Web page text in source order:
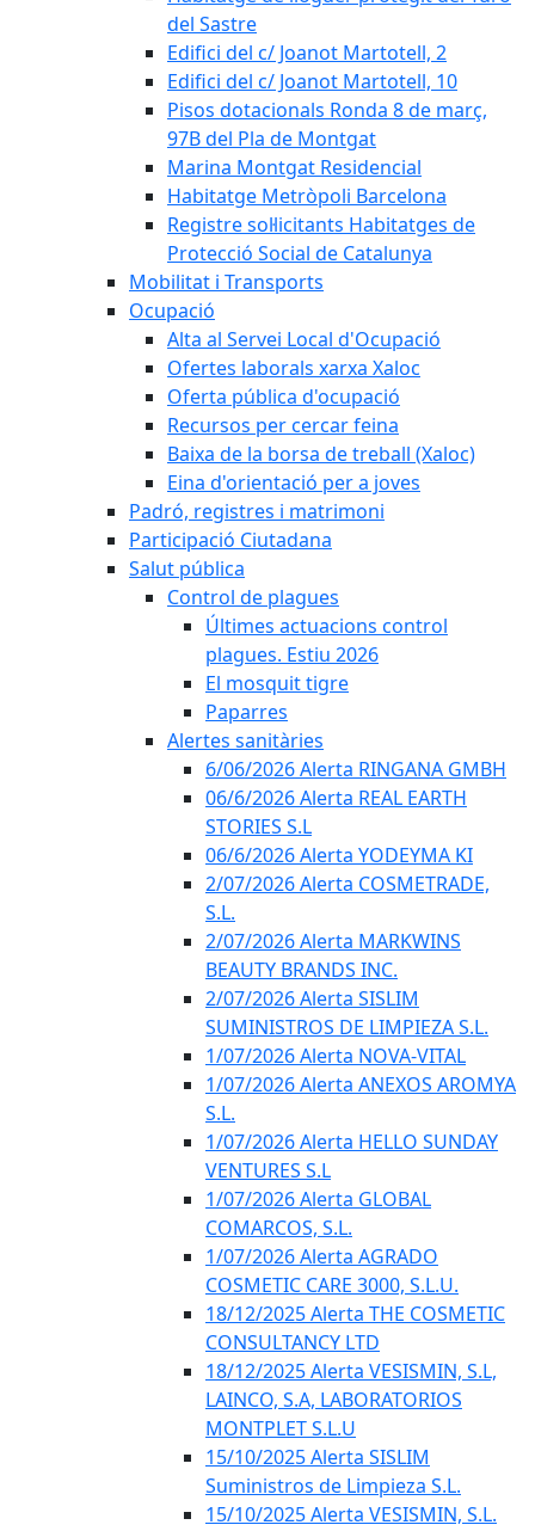
del Sastre
Edifici del c/ Joanot Martotell, 2
Edifici del c/ Joanot Martotell, 10
Pisos dotacionals Ronda 8 de març,
97B del Pla de Montgat
Marina Montgat Residencial
Habitatge Metròpoli Barcelona
Registre sol·licitants Habitatges de
Protecció Social de Catalunya
Mobilitat i Transports
Ocupació
Alta al Servei Local d'Ocupació
Ofertes laborals xarxa Xaloc
Oferta pública d'ocupació
Recursos per cercar feina
Baixa de la borsa de treball (Xaloc)
Eina d'orientació per a joves
Padró, registres i matrimoni
Participació Ciutadana
Salut pública
Control de plagues
Últimes actuacions control
plagues. Estiu 2026
El mosquit tigre
Paparres
Alertes sanitàries
6/06/2026 Alerta RINGANA GMBH
06/6/2026 Alerta REAL EARTH
STORIES S.L
06/6/2026 Alerta YODEYMA KI
2/07/2026 Alerta COSMETRADE,
S.L.
2/07/2026 Alerta MARKWINS
BEAUTY BRANDS INC.
2/07/2026 Alerta SISLIM
SUMINISTROS DE LIMPIEZA S.L.
1/07/2026 Alerta NOVA-VITAL
1/07/2026 Alerta ANEXOS AROMYA
S.L.
1/07/2026 Alerta HELLO SUNDAY
VENTURES S.L
1/07/2026 Alerta GLOBAL
COMARCOS, S.L.
1/07/2026 Alerta AGRADO
COSMETIC CARE 3000, S.L.U.
18/12/2025 Alerta THE COSMETIC
CONSULTANCY LTD
18/12/2025 Alerta VESISMIN, S.L,
LAINCO, S.A, LABORATORIOS
MONTPLET S.L.U
15/10/2025 Alerta SISLIM
Suministros de Limpieza S.L.
15/10/2025 Alerta VESISMIN, S.L.